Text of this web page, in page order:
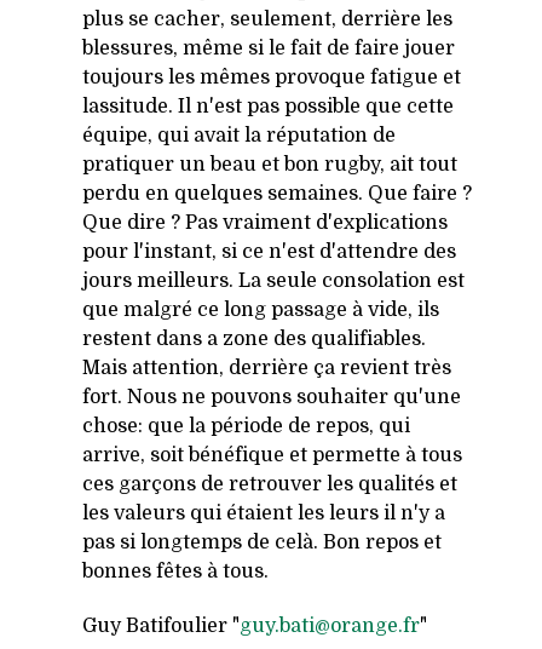
plus se cacher, seulement, derrière les
blessures, même si le fait de faire jouer
toujours les mêmes provoque fatigue et
lassitude. Il n'est pas possible que cette
équipe, qui avait la réputation de
pratiquer un beau et bon rugby, ait tout
perdu en quelques semaines. Que faire ?
Que dire ? Pas vraiment d'explications
pour l'instant, si ce n'est d'attendre des
jours meilleurs. La seule consolation est
que malgré ce long passage à vide, ils
restent dans a zone des qualifiables.
Mais attention, derrière ça revient très
fort. Nous ne pouvons souhaiter qu'une
chose: que la période de repos, qui
arrive, soit bénéfique et permette à tous
ces garçons de retrouver les qualités et
les valeurs qui étaient les leurs il n'y a
pas si longtemps de celà. Bon repos et
bonnes fêtes à tous.
Guy Batifoulier "guy.bati@orange.fr"